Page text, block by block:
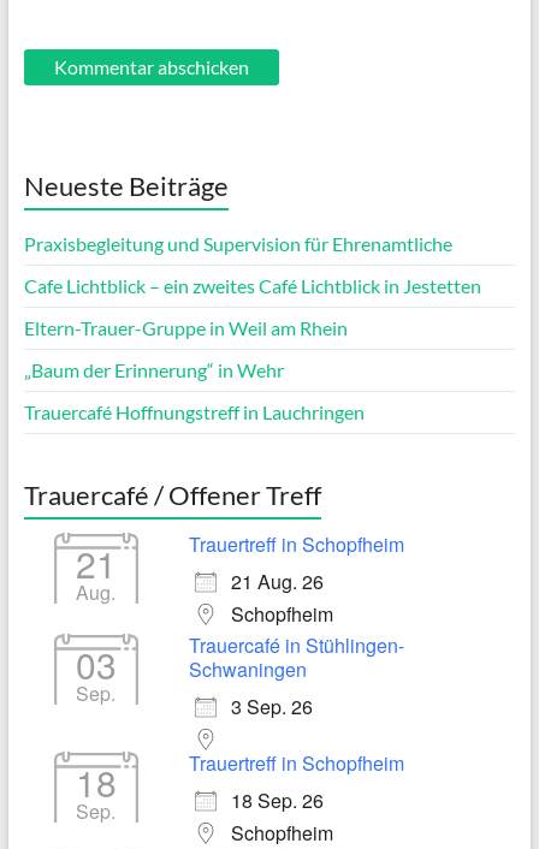
Neueste Beiträge
Praxisbegleitung und Supervision für Ehrenamtliche
Cafe Lichtblick – ein zweites Café Lichtblick in Jestetten
Eltern-Trauer-Gruppe in Weil am Rhein
„Baum der Erinnerung“ in Wehr
Trauercafé Hoffnungstreff in Lauchringen
Trauercafé / Offener Treff
21
Aug.
Trauertreff in Schopfheim
21 Aug. 26
Schopfheim
03
Sep.
Trauercafé in Stühlingen-
Schwaningen
3 Sep. 26
18
Sep.
Trauertreff in Schopfheim
18 Sep. 26
Schopfheim